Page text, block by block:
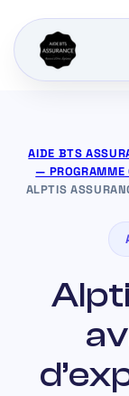
AIDE BTS
— PROGRAMME
ALPTIS